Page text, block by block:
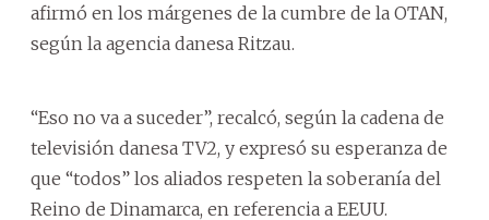
afirmó en los márgenes de la cumbre de la OTAN,
según la agencia danesa Ritzau.
“Eso no va a suceder”, recalcó, según la cadena de
televisión danesa TV2, y expresó su esperanza de
que “todos” los aliados respeten la soberanía del
Reino de Dinamarca, en referencia a EEUU.